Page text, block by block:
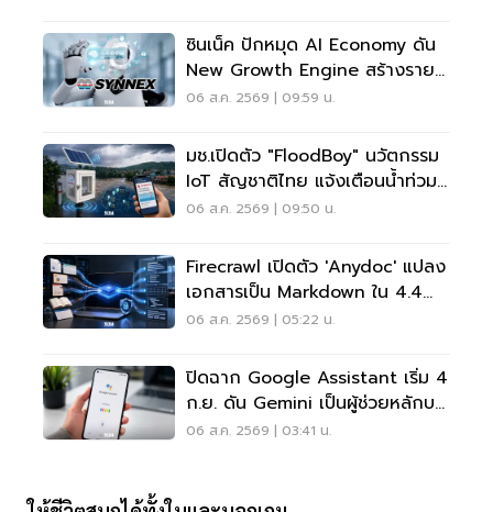
ซินเน็ค ปักหมุด AI Economy ดัน
New Growth Engine สร้างราย
ได้ประจำ
06 ส.ค. 2569 | 09:59 น.
มช.เปิดตัว "FloodBoy" นวัตกรรม
IoT สัญชาติไทย แจ้งเตือนน้ำท่วม
เรียลไทม์
06 ส.ค. 2569 | 09:50 น.
Firecrawl เปิดตัว 'anydoc' แปลง
เอกสารเป็น Markdown ใน 4.4
มิลลิวินาที
06 ส.ค. 2569 | 05:22 น.
ปิดฉาก Google Assistant เริ่ม 4
ก.ย. ดัน Gemini เป็นผู้ช่วยหลักบน
Android
06 ส.ค. 2569 | 03:41 น.